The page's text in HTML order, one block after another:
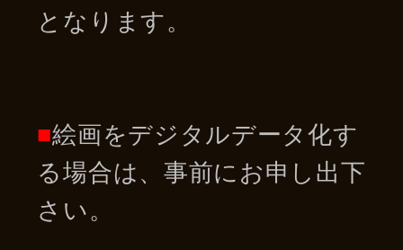
となります。
■絵画をデジタルデータ化す
る場合は、事前にお申し出下
さい。